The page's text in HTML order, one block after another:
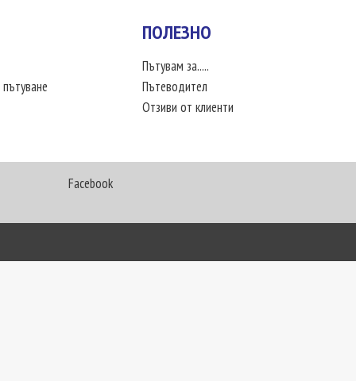
ПОЛЕЗНО
Пътувам за.....
Пътеводител
Отзиви от клиенти
Facebook